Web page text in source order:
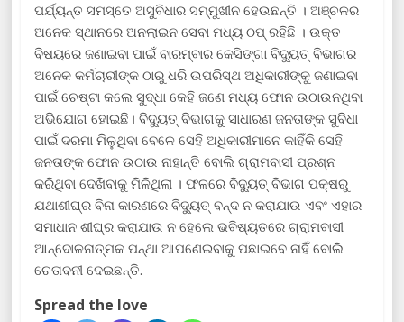
ପର୍ଯ୍ୟନ୍ତ ସମସ୍ତେ ଅସୁବିଧାର ସମ୍ମୁଖୀନ ହେଉଛନ୍ତି । ଅଞ୍ଚଳର
ଅନେକ ସ୍ଥାନରେ ଅନଲାଇନ ସେବା ମଧ୍ୟ ଠପ୍ ରହିଛି । ଉକ୍ତ
ବିଷୟରେ ଜଣାଇବା ପାଇଁ ବାରମ୍ବାର କେସିଙ୍ଗା ବିଦ୍ୟୁତ୍ ବିଭାଗର
ଅନେକ କର୍ମଚାରୀଙ୍କ ଠାରୁ ଧରି ଉପରିସ୍ଥ ଅଧିକାରୀଙ୍କୁ ଜଣାଇବା
ପାଇଁ ଚେଷ୍ଟା କଲେ ସୁଦ୍ଧା କେହି ଜଣେ ମଧ୍ୟ ଫୋନ ଉଠାଉନଥିବା
ଅଭିଯୋଗ ହୋଇଛି। ବିଦ୍ୟୁତ୍ ବିଭାଗକୁ ସାଧାରଣ ଜନତାଙ୍କ ସୁବିଧା
ପାଇଁ ଦରମା ମିଳୁଥିବା ବେଳେ ସେହି ଅଧିକାରୀମାନେ କାହିଁକି ସେହି
ଜନତାଙ୍କ ଫୋନ ଉଠାଉ ନାହାନ୍ତି ବୋଲି ଗ୍ରାମବାସୀ ପ୍ରଶ୍ନ
କରିଥିବା ଦେଖିବାକୁ ମିଳିଥିଲା । ଫଳରେ ବିଦ୍ୟୁତ୍ ବିଭାଗ ପକ୍ଷରୁ
ଯଥାଶୀଘ୍ର ବିନା କାରଣରେ ବିଦ୍ୟୁତ୍ ବନ୍ଦ ନ କରାଯାଉ ଏବଂ ଏହାର
ସମାଧାନ ଶୀଘ୍ର କରାଯାଉ ନ ହେଲେ ଭବିଷ୍ୟତରେ ଗ୍ରାମବାସୀ
ଆନ୍ଦୋଳନାତ୍ମକ ପନ୍ଥା ଆପଣେଇବାକୁ ପଛାଇବେ ନାହିଁ ବୋଲି
ଚେତାବନୀ ଦେଇଛନ୍ତି.
Spread the love